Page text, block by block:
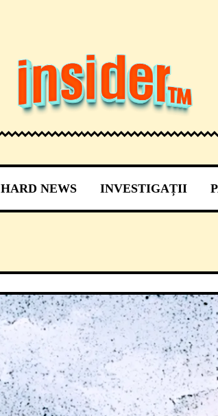
HARD NEWS INVESTIGAȚII